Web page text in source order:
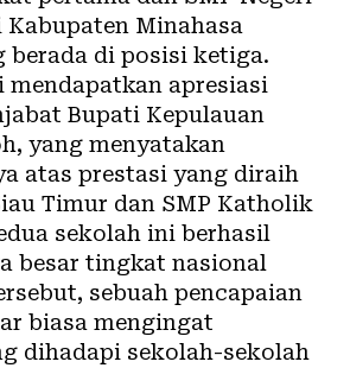
Kabupaten Minahasa
berada di posisi ketiga.
mendapatkan apresiasi
Bupati Kepulauan
yang menyatakan
atas prestasi yang diraih
Timur dan SMP Katholik
sekolah ini berhasil
besar tingkat nasional
sebuah pencapaian
biasa mengingat
dihadapi sekolah-sekolah